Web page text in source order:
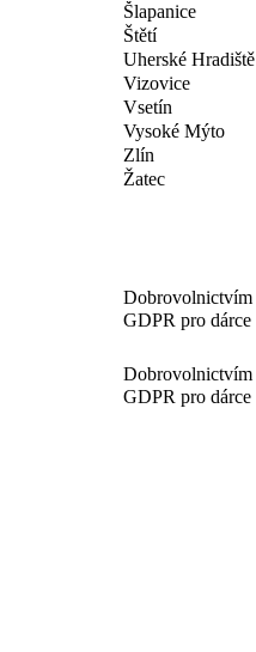
Šlapanice
Štětí
Uherské Hradiště
Vizovice
Vsetín
Vysoké Mýto
Zlín
Žatec
Dobrovolnictvím
GDPR pro dárce
Dobrovolnictvím
GDPR pro dárce